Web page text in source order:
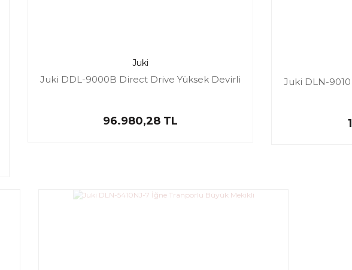
Juki
Juki DDL-9000B Direct Drive Yüksek Devirli
96.980,28 TL
Juki DLN-